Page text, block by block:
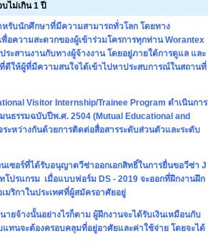
ไม่เกิน 1 ปี
หรับนักศึกษาที่มีความสามารถทั่วโลก โดยทาง
อความสะดวกของผู้เข้าร่วมโครการทุกท่าน Worantex
ระสานงานกับทางผู้จ้างงาน โดยอยู่ภายใต้การดูแล และ
ดีให้ผู้ที่มีความสนใจได้เข้าไปหาประสบการณ์ในสถานที่
Visitor Internship/Trainee Program ดำเนินการ
ธรรมฉบับปีพ.ศ. 2504 (Mutual Educational and
ะหว่างกันด้วยการติดต่อสื่อสารระดับส่วนตัวและระดับ
เซอร์ที่ได้รับอนุญาตวีซ่าออกเอกสิทธิ์ในการยื่นขอวีซ่า J
โปรแกรม เมื่อแบบฟอร์ม DS - 2019 จะออกที่ฝึกงานฝึก
มริกาในประเทศที่ผู้สมัครอาศัยอยู่
ายจ้างนั้นอย่างไรก็ตาม ผู้ฝึกงานจะได้รับเงินเหมือนกับ
ทนจะต้องครอบคลุมที่อยู่อาศัยและค่าใช้จ่าย โดยจะได้